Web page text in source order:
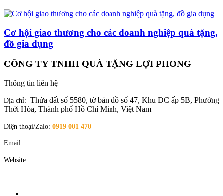
Cơ hội giao thương cho các doanh nghiệp quà tặng,
đồ gia dụng
CÔNG TY TNHH QUÀ TẶNG LỢI PHONG
Thông tin liên hệ
Địa chỉ: Thửa đất số 5580, tờ bản đồ số 47, Khu DC ấp 5B, Phường
Thới Hòa, Thành phố Hồ Chí Minh, Việt Nam
Điện thoại/Zalo: 0919 001 470
Email:
Website: